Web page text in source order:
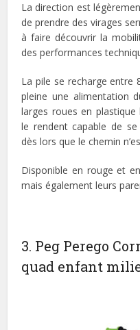
La direction est
de prendre des virages
à faire découvrir la
des performances
La pile se recharge entre
pleine une alimentation
larges roues en
le rendent capable de
dès lors que le chemin
Disponible en rouge et
mais également leurs
3. Peg Perego
quad enfant